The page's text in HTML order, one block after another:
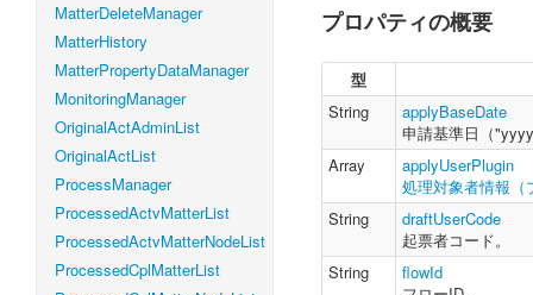
MatterDeleteManager
MatterHistory
MatterPropertyDataManager
MonitoringManager
OriginalActAdminList
OriginalActList
ProcessManager
ProcessedActvMatterList
ProcessedActvMatterNodeList
ProcessedCplMatterList
var
    flowId
プロパティの概要
型
String
applyBaseDate
申請基準日（
Array
applyUserPlugin
処理対象者情報（
String
draftUserCode
起票者コード。
String
flowId